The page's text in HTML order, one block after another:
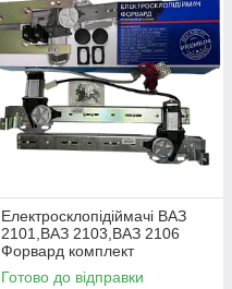
Електросклопідіймачі ВАЗ
2101,ВАЗ 2103,ВАЗ 2106
Форвард комплект
Готово до відправки